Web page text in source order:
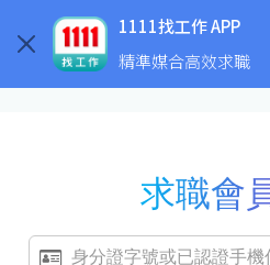
1111找工作 APP
精準媒合高效求職
求職會